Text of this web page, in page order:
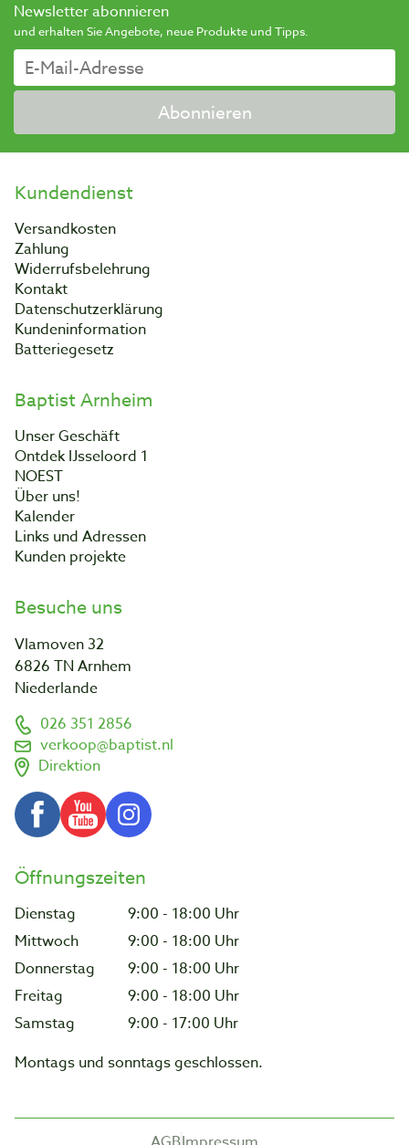
Newsletter abonnieren
und erhalten Sie Angebote, neue Produkte und Tipps.
Abonnieren
Kundendienst
Versandkosten
Zahlung
Widerrufsbelehrung
Kontakt
Datenschutzerklärung
Kundeninformation
Batteriegesetz
Baptist Arnheim
Unser Geschäft
Ontdek IJsseloord 1
NOEST
Über uns!
Kalender
Links und Adressen
Kunden projekte
Besuche uns
Vlamoven 32
6826 TN Arnhem
Niederlande
026 351 2856
verkoop@baptist.nl
Direktion
Öffnungszeiten
Dienstag
9:00 - 18:00 Uhr
Mittwoch
9:00 - 18:00 Uhr
Donnerstag
9:00 - 18:00 Uhr
Freitag
9:00 - 18:00 Uhr
Samstag
9:00 - 17:00 Uhr
Montags und sonntags geschlossen.